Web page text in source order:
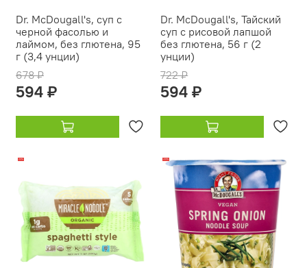
Dr. McDougall's, суп с
черной фасолью и
лаймом, без глютена, 95
г (3,4 унции)
678 ₽
594 ₽
Dr. McDougall's, Тайский
суп с рисовой лапшой
без глютена, 56 г (2
унции)
722 ₽
594 ₽
-10% -20%